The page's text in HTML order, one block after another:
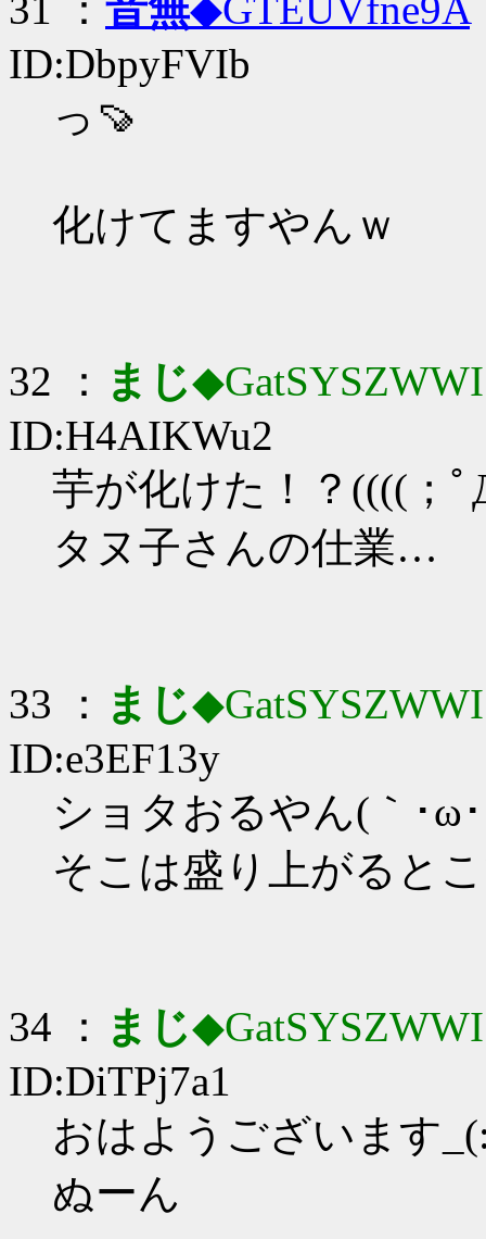
ID:DbpyFVIb
っ🍠
化けてますやんｗ
32 ： まじ◆GatSYSZWWI
ID:H4AIKWu2
芋が化けた！？((((；
タヌ子さんの仕業…
33 ： まじ◆GatSYSZWWI
ID:e3EF13y
ショタおるやん(｀･ω･
そこは盛り上がると
34 ： まじ◆GatSYSZWWI
ID:DiTPj7a1
おはようございます
ぬーん